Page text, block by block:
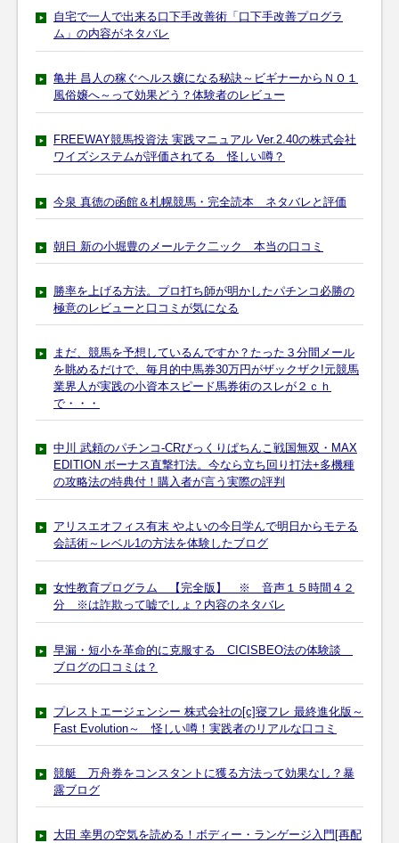
自宅で一人で出来る口下手改善術「口下手改善プログラ
ム」の内容がネタバレ
亀井 昌人の稼ぐヘルス嬢になる秘訣～ビギナーからＮＯ１
風俗嬢へ～って効果どう？体験者のレビュー
FREEWAY競馬投資法 実践マニュアル Ver.2.40の株式会社
ワイズシステムが評価されてる 怪しい噂？
今泉 真徳の函館＆札幌競馬・完全読本 ネタバレと評価
朝日 新の小堀豊のメールテク二ック 本当の口コミ
勝率を上げる方法。プロ打ち師が明かしたパチンコ必勝の
極意のレビューと口コミが気になる
まだ、競馬を予想しているんですか？たった３分間メール
を眺めるだけで、毎月的中馬券30万円がザックザク!元競馬
業界人が実践の小資本スピード馬券術のスレが２ｃｈ
で・・・
中川 武頼のパチンコ-CRびっくりぱちんこ戦国無双・MAX
EDITION ボーナス直撃打法。今なら立ち回り打法+多機種
の攻略法の特典付！購入者が言う実際の評判
アリスエオフィス有末 やよいの今日学んで明日からモテる
会話術～レベル1の方法を体験したブログ
女性教育プログラム 【完全版】 ※ 音声１５時間４２
分 ※は詐欺って嘘でしょ？内容のネタバレ
早漏・短小を革命的に克服する CICISBEO法の体験談
ブログの口コミは？
プレストエージェンシー 株式会社の[c]寝フレ 最終進化版～
Fast Evolution～ 怪しい噂！実践者のリアルな口コミ
競艇 万舟券をコンスタントに獲る方法って効果なし？暴
露ブログ
大田 幸男の空気を読める！ボディー・ランゲージ入門[再配